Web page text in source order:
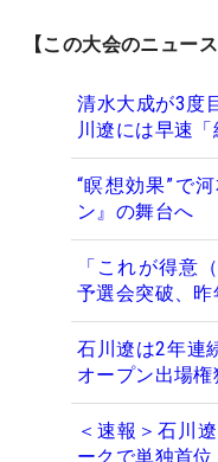
【この大会のニュース
清水大成が3度
川遼には早速
“瞑想効果”で
ン』の舞台へ
「これが得意
予選会突破、
石川遼は2年連
オープン出場権
＜速報＞石川
ークで単独首位